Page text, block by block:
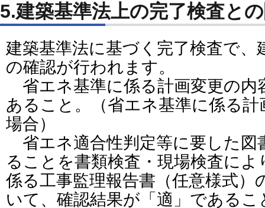
5.建築基準法上の完了検査と
建築基準法に基づく完了検査で、
の確認が行われます。
省エネ基準に係る計画変更の内
あること。（省エネ基準に係る
場合）
省エネ適合性判定等に要した図
ることを書類検査・現場検査に
係る工事監理報告書（任意様式）
いて、確認結果が「適」である